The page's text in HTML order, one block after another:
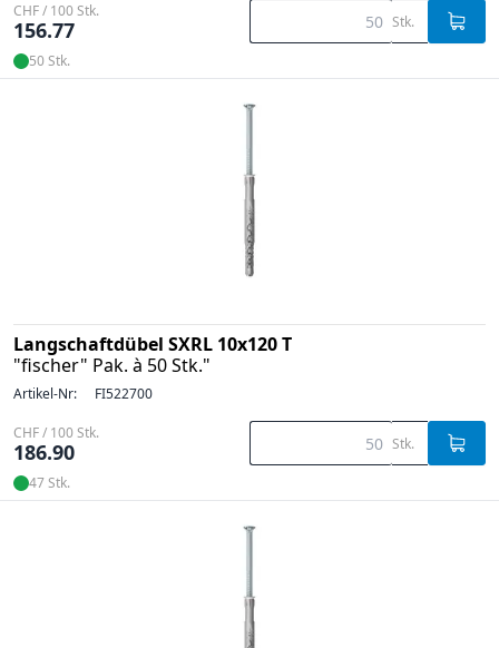
CHF / 100 Stk.
156.77 Stk.
50 Stk.
Langschaftdübel SXRL 10x120 T
"fischer" Pak. à 50 Stk."
Artikel-Nr: FI522700
CHF / 100 Stk.
186.90 Stk.
47 Stk.